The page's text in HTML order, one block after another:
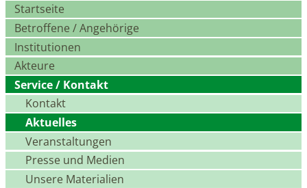
Navigation
überspringen
Startseite
Betroffene / Angehörige
Institutionen
Akteure
Service / Kontakt
Kontakt
Aktuelles
Veranstaltungen
Presse und Medien
Unsere Materialien